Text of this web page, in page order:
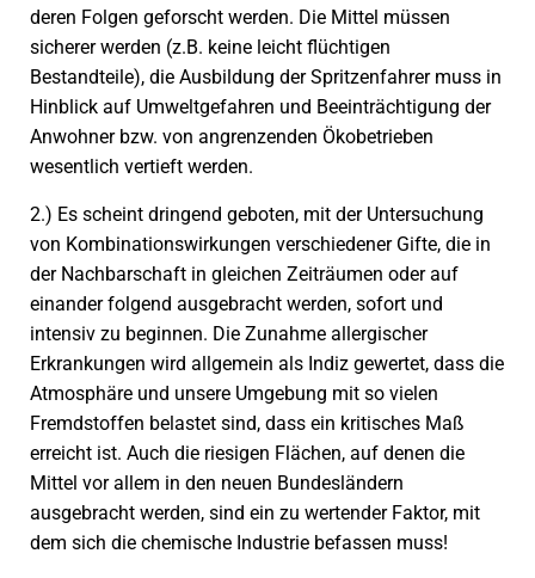
deren Folgen geforscht werden. Die Mittel müssen
sicherer werden (z.B. keine leicht flüchtigen
Bestandteile), die Ausbildung der Spritzenfahrer muss in
Hinblick auf Umweltgefahren und Beeinträchtigung der
Anwohner bzw. von angrenzenden Ökobetrieben
wesentlich vertieft werden.
2.) Es scheint dringend geboten, mit der Untersuchung
von Kombinationswirkungen verschiedener Gifte, die in
der Nachbarschaft in gleichen Zeiträumen oder auf
einander folgend ausgebracht werden, sofort und
intensiv zu beginnen. Die Zunahme allergischer
Erkrankungen wird allgemein als Indiz gewertet, dass die
Atmosphäre und unsere Umgebung mit so vielen
Fremdstoffen belastet sind, dass ein kritisches Maß
erreicht ist. Auch die riesigen Flächen, auf denen die
Mittel vor allem in den neuen Bundesländern
ausgebracht werden, sind ein zu wertender Faktor, mit
dem sich die chemische Industrie befassen muss!